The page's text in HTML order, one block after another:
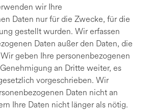
wir Ihre
Daten nur für die Zwecke, für die
gestellt wurden. Wir erfassen
Daten außer den Daten, die
geben Ihre personenbezogenen
an Dritte weiter, es
vorgeschrieben. Wir
Daten nicht an
Ihre Daten nicht länger als nötig.